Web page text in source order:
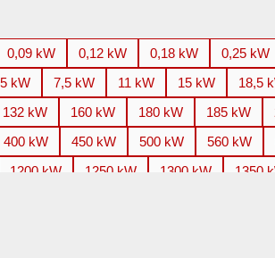
0,09 kW 0,12 kW 0,18 kW 0,25 kW
kW 7,5 kW 11 kW 15 kW 18,5
132 kW 160 kW 180 kW 185 kW
400 kW 450 kW 500 kW 560 kW
1200 kW 1250 kW 1300 kW 1350